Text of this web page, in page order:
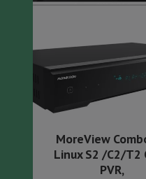
MoreView
Linux S2 /C2/T2
PVR,